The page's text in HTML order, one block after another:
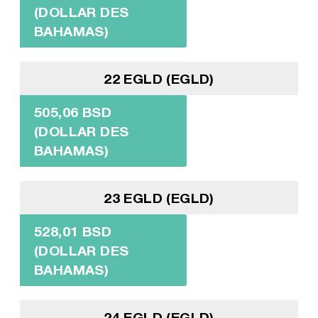
(DOLLAR DES
BAHAMAS)
22 EGLD (EGLD)
505,06 BSD
(DOLLAR DES
BAHAMAS)
23 EGLD (EGLD)
528,01 BSD
(DOLLAR DES
BAHAMAS)